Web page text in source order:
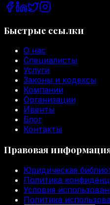
Быстрые ссылки
О нас
Специалисты
Услуги
Законы и кодексы
Компании
Организации
Ивенты
Блог
Контакты
Правовая
Юридическая
Политика
Условия
Политика